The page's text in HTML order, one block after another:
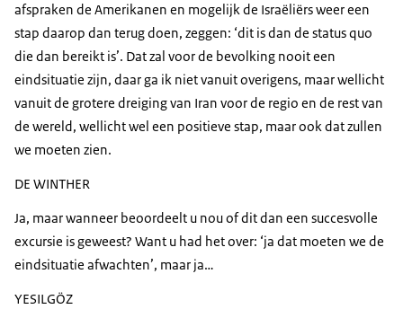
afspraken de Amerikanen en mogelijk de Israëliërs weer een
stap daarop dan terug doen, zeggen: ‘dit is dan de status quo
die dan bereikt is’. Dat zal voor de bevolking nooit een
eindsituatie zijn, daar ga ik niet vanuit overigens, maar wellicht
vanuit de grotere dreiging van Iran voor de regio en de rest van
de wereld, wellicht wel een positieve stap, maar ook dat zullen
we moeten zien.
DE WINTHER
Ja, maar wanneer beoordeelt u nou of dit dan een succesvolle
excursie is geweest? Want u had het over: ‘ja dat moeten we de
eindsituatie afwachten’, maar ja…
YESILGÖZ